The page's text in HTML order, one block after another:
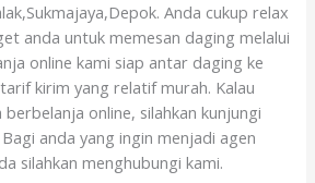
Anda cukup relax
anda untuk memesan daging melalui
online kami siap antar daging ke
kirim yang relatif murah. Kalau
online, silahkan kunjungi
anda yang ingin menjadi agen
silahkan menghubungi kami.